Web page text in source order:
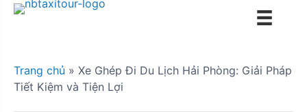
Trang chủ » Xe Ghép Đi Du Lịch Hải Phòng: Giải Pháp
Tiết Kiệm và Tiện Lợi